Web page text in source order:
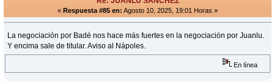
« Respuesta #85 en: Agosto 10, 2025, 19:01 Horas »
La negociación por Badé nos hace más fuertes en la negociación por Juanlu.
Y encima sale de titular. Aviso al Nápoles.
En línea